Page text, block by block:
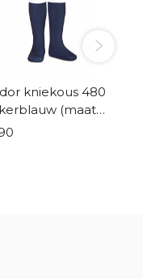
kniekous 480
(maat
- 36/39)